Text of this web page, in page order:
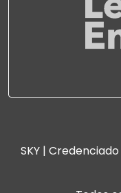
SKY |